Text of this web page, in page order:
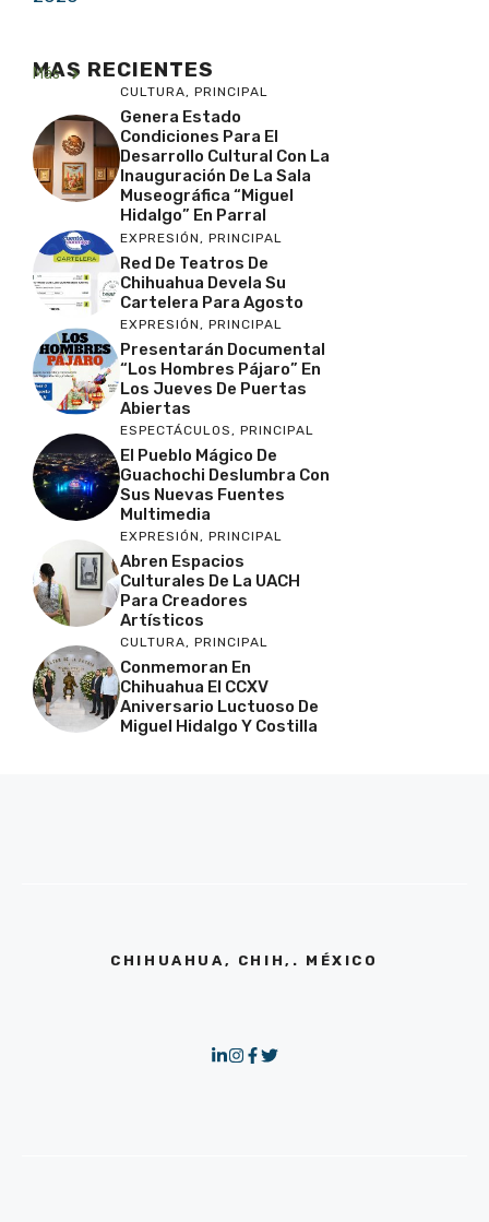
MAS RECIENTES
Más
CULTURA, PRINCIPAL
Genera Estado
Condiciones Para El
Desarrollo Cultural Con La
Inauguración De La Sala
Museográfica “Miguel
Hidalgo” En Parral
EXPRESIÓN , PRINCIPAL
Red De Teatros De
Chihuahua Devela Su
Cartelera Para Agosto
EXPRESIÓN, PRINCIPAL
Presentarán Documental
“Los Hombres Pájaro” En
Los Jueves De Puertas
Abiertas
ESPECTÁCULOS, PRINCIPAL
El Pueblo Mágico De
Guachochi Deslumbra Con
Sus Nuevas Fuentes
Multimedia
EXPRESIÓN, PRINCIPAL
Abren Espacios
Culturales De La UACH
Para Creadores
Artísticos
CULTURA, PRINCIPAL
Conmemoran En
Chihuahua El CCXV
Aniversario Luctuoso De
Miguel Hidalgo Y Costilla
CHIHUAHUA, CHIH,. MÉXICO